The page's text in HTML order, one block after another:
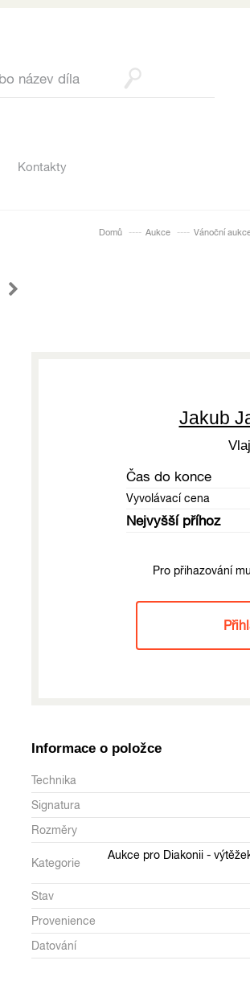
Kontakty
Domů Aukce Vánoční
Jakub
Čas do konce
Vyvolávací cena
Nejvyšší příhoz
Pro přihazování
Informace o položce
Technika
Signatura
Rozměry
Kategorie
Aukce pro Diakonii -
Stav
Provenience
Datování